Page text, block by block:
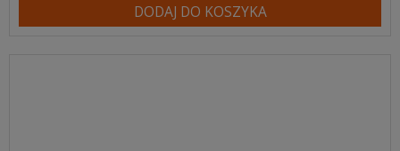
DODAJ DO KOSZYKA